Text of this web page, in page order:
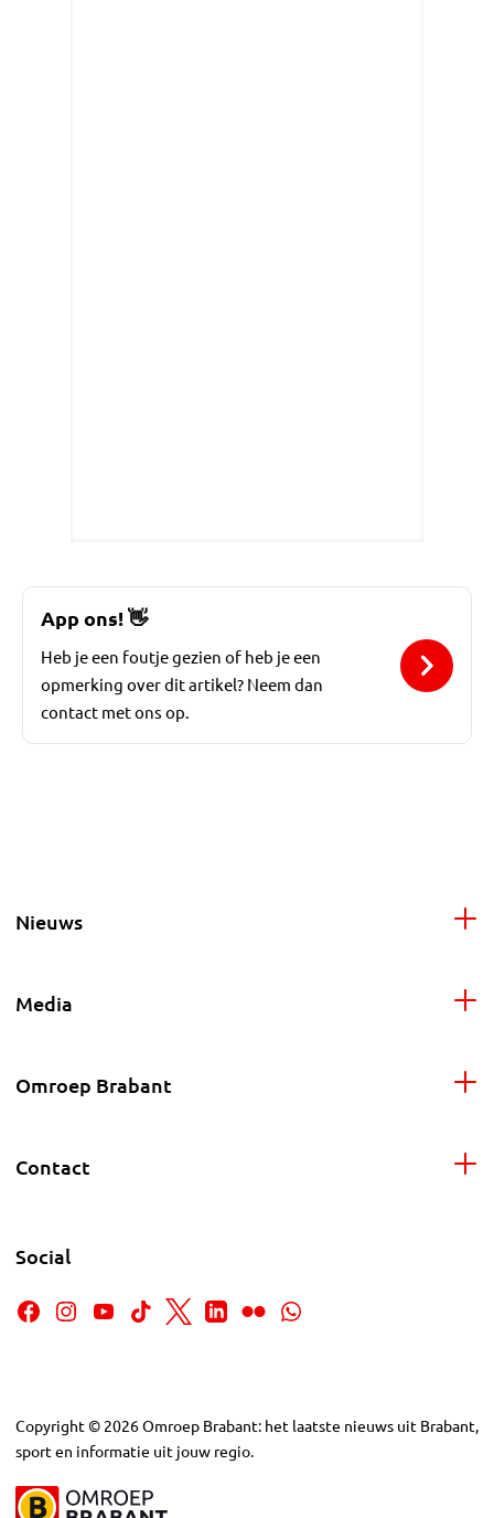
App ons!👋
Heb je een foutje gezien of heb je een
opmerking over dit artikel? Neem dan
contact met ons op.
Nieuws
Media
Omroep Brabant
Contact
Social
Copyright © 2026Omroep Brabant: het laatste nieuws uit Brabant,
sport en informatie uit jouw regio.